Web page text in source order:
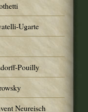
Ugarte
Pouilly
Neureisch